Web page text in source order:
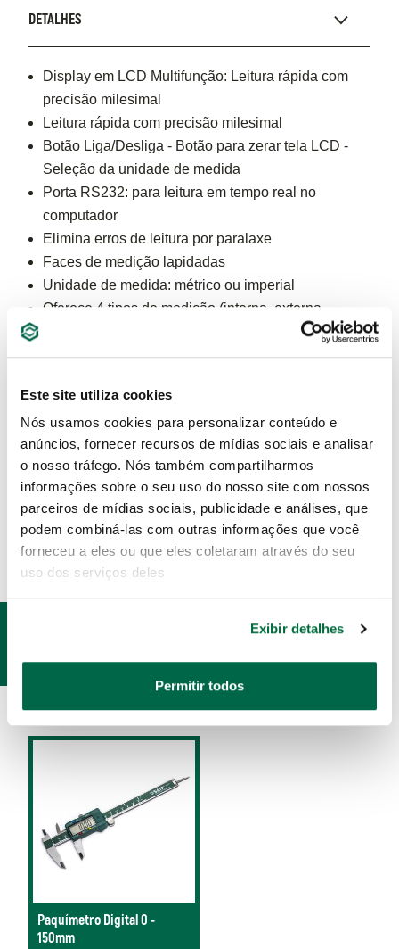
Este site utiliza cookies
Nós usamos cookies para personalizar conteúdo e
anúncios, fornecer recursos de mídias sociais e analisar
o nosso tráfego. Nós também compartilharmos
informações sobre o seu uso do nosso site com nossos
parceiros de mídias sociais, publicidade e análises, que
podem combiná-las com outras informações que você
forneceu a eles ou que eles coletaram através do seu
uso dos serviços deles
Exibir detalhes
Permitir todos
DETALHES
Display em LCD Multifunção: Leitura rápida com
precisão milesimal​
Leitura rápida com precisão milesimal​
Botão Liga/Desliga​ - Botão para zerar tela LCD​ -
Seleção da unidade de medida​
Porta RS232: para leitura em tempo real no
computador
Elimina erros de leitura por paralaxe
Faces de medição lapidadas
Unidade de medida: métrico ou imperial​
Oferece 4 tipos de medição (interna, externa,
Bicos para medição Interna
Vareta para medição de Profundidade
Superfície de referência para medição de ressaltos
Acompanha case / estojo de proteção
ESPECIFICAÇÕES
RELACIONADOS
Paquímetro Digital 0 -
150mm